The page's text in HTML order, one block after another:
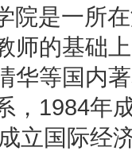
院是一所
师的基础
华等国内
，1984年
立国际经